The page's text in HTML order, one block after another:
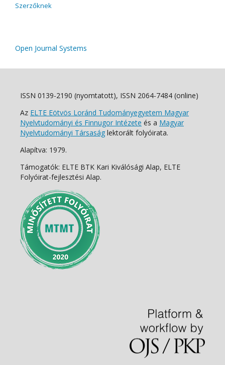
Szerzőknek
Open Journal Systems
ISSN 0139-2190 (nyomtatott), ISSN 2064-7484 (online)
Az ELTE Eötvös Loránd Tudományegyetem Magyar
Nyelvtudományi és Finnugor Intézete és a Magyar
Nyelvtudományi Társaság lektorált folyóirata.
Alapítva: 1979.
Támogatók: ELTE BTK Kari Kiválósági Alap, ELTE
Folyóirat-fejlesztési Alap.